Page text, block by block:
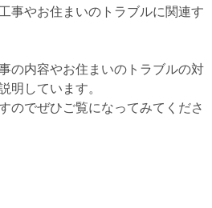
事やお住まいのトラブルに関連す
の内容やお住まいのトラブルの対
明しています。
のでぜひご覧になってみてくださ